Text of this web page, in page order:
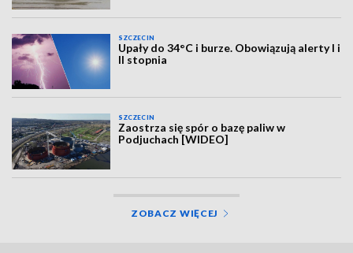
SZCZECIN
Upały do 34°C i burze. Obowiązują alerty I i
II stopnia
SZCZECIN
Zaostrza się spór o bazę paliw w
Podjuchach [WIDEO]
ZOBACZ WIĘCEJ